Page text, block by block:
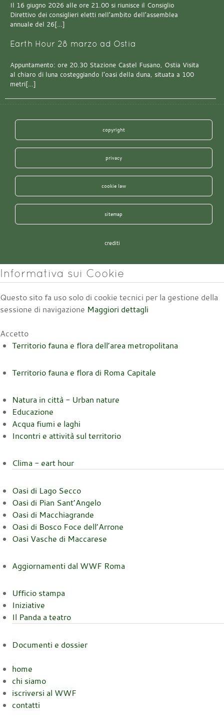
Il 16 giugno 2026 alle ore 21.00 si riunisce il Consiglio
Direttivo dei consiglieri eletti nell’ambito dell’assemblea
annuale del 26[…]
Earth Hour 28 marzo ad Ostia
Appuntamento: ore 20.30 Stazione Castel Fusano, Ostia Visita
al chiaro di luna costeggiando l’oasi della duna, situata a 100
metri[…]
copyright
privacy
cookie law
sitemap
crediti
Informativa sui Cookie
Questo sito fa uso solo di cookie tecnici per la gestione della
sessione di navigazione Maggiori dettagli
Accetto
Territorio fauna e flora dell’area metropolitana
Territorio fauna e flora di Roma Capitale
Natura in città - Urban nature
Educazione
Acqua fiumi e laghi
Incontri e attività sul territorio
Clima - eart hour
Oasi di Lago Secco
Oasi di Pian Sant’Angelo
Oasi di Macchiagrande
Oasi di Bosco Foce dell’Arrone
Oasi Vasche di Maccarese
Aggiornamenti dal WWF Roma
Ufficio stampa
Iniziative
Il Panda a teatro
Documenti e dossier
home
chi siamo
iscriversi al WWF
contatti